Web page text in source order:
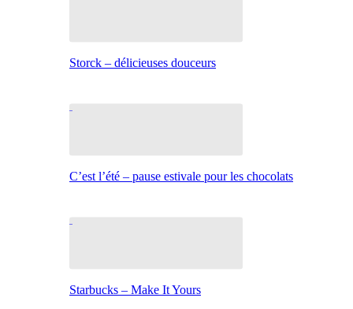
Storck – délicieuses douceurs
C’est l’été – pause estivale pour les chocolats
Starbucks – Make It Yours